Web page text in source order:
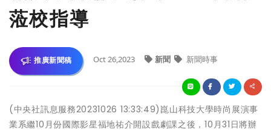
蒞校指導
推廣新聞稿 Oct 26,2023 新聞 新聞時事
(中央社訊息服務20231026 13:33:49)崑山科技大學時尚展演事
業系繼10月份國際影星福地祐介開設戲劇課之後，10月31日將辦